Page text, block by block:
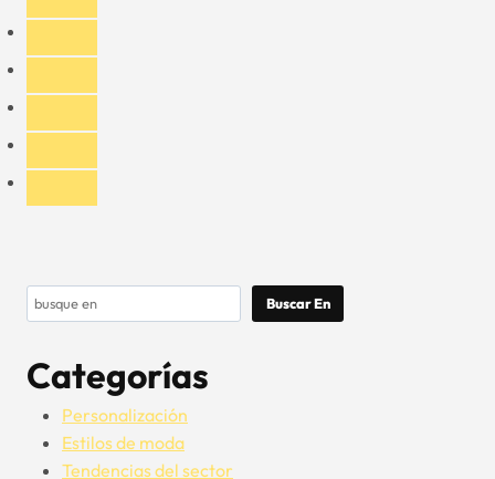
Buscar Buscar En
Categorías
Personalización
Estilos de moda
Tendencias del sector